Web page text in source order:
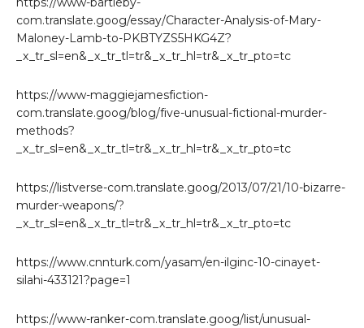
com.translate.goog/essay/Character-Analysis-of-Mary-
Maloney-Lamb-to-PKBTYZS5HKG4Z?
_x_tr_sl=en&_x_tr_tl=tr&_x_tr_hl=tr&_x_tr_pto=tc
https://www-maggiejamesfiction-
com.translate.goog/blog/five-unusual-fictional-murder-
methods?
_x_tr_sl=en&_x_tr_tl=tr&_x_tr_hl=tr&_x_tr_pto=tc
https://listverse-com.translate.goog/2013/07/21/10-bizarre-
murder-weapons/?
_x_tr_sl=en&_x_tr_tl=tr&_x_tr_hl=tr&_x_tr_pto=tc
https://www.cnnturk.com/yasam/en-ilginc-10-cinayet-
silahi-433121?page=1
https://www-ranker-com.translate.goog/list/unusual-